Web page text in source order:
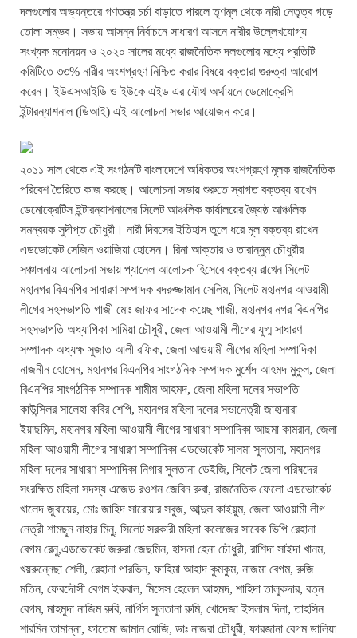
দলগুলোর অভ্যন্তরে গণতন্ত্র চর্চা বাড়াতে পারলে তৃণমূল থেকে নারী নেতৃত্ব গড়ে
তোলা সম্ভব। সভায় আসন্ন নির্বাচনে সাধারণ আসনে নারীর উল্লেখযোগ্য
সংখ্যক মনোনয়ন ও ২০২০ সালের মধ্যে রাজনৈতিক দলগুলোর মধ্যে প্রতিটি
কমিটিতে ৩৩% নারীর অংশগ্রহণ নিশ্চিত করার বিষয়ে বক্তারা গুরুত্বা আরোপ
করেন। ইউএসআইডি ও ইউকে এইড এর যৌথ অর্থায়নে ডেমোক্রেসি
ইন্টারন্যাশনাল (ডিআই) এই আলোচনা সভার আয়োজন করে।
২০১১ সাল থেকে এই সংগঠনটি বাংলাদেশে অধিকতর অংশগ্রহণ মূলক রাজনৈতিক
পরিবেশ তৈরিতে কাজ করছে। আলোচনা সভায় শুরুতে স্বাগত বক্তব্য রাখেন
ডেমোক্রেটিস ইন্টারন্যাশনালের সিলেট আঞ্চলিক কার্যালয়ের জ্যৈষ্ঠ আঞ্চলিক
সমন্বয়ক সুদীপ্ত চৌধুরী। নারী দিবসের ইতিহাস তুলে ধরে মূল বক্তব্য রাখেন
এডভোকেট সেজিন ওয়াজিয়া হোসেন। রিনা আক্তার ও তারান্নুম চৌধুরীর
সঞ্চালনায় আলোচনা সভায় প্যানেল আলোচক হিসেবে বক্তব্য রাখেন সিলেট
মহানগর বিএনপির সাধারণ সম্পাদক বদরুজ্জামান সেলিম, সিলেট মহানগর আওয়ামী
লীগের সহসভাপতি গাজী মোঃ জাফর সাদেক কয়েছ গাজী, মহানগর নগর বিএনপির
সহসভাপতি অধ্যাপিকা সামিয়া চৌধুরী, জেলা আওয়ামী লীগের যুগ্ম সাধারণ
সম্পাদক অধ্যক্ষ সুজাত আলী রফিক, জেলা আওয়ামী লীগের মহিলা সম্পাদিকা
নাজনীন হোসেন, মহানগর বিএনপির সাংগঠনিক সম্পাদক মুর্শেদ আহমদ মুকুল, জেলা
বিএনপির সাংগঠনিক সম্পাদক শামীম আহমদ, জেলা মহিলা দলের সভাপতি
কাউন্সিলর সালেহা কবির শেপি, মহানগর মহিলা দলের সভানেত্রী জাহানারা
ইয়াছমিন, মহানগর মহিলা আওয়ামী লীগের সাধারণ সম্পাদিকা আছমা কামরান, জেলা
মহিলা আওয়ামী লীগের সাধারণ সম্পাদিকা এডভোকেট সালমা সুলতানা, মহানগর
মহিলা দলের সাধারণ সম্পাদিকা নিগার সুলতানা ডেইজি, সিলেট জেলা পরিষদের
সংরক্ষিত মহিলা সদস্য এজেড রওশন জেবিন রুবা, রাজনৈতিক ফেলো এডভোকেট
খালেদ জুবায়ের, মোঃ জাহিদ সারোয়ার সবুজ, আব্দুল কাইয়ুম, জেলা আওয়ামী লীগ
নেত্রী শামছুন নাহার মিনু, সিলেট সরকারী মহিলা কলেজের সাবেক ভিপি রেহানা
বেগম রেনু,এডভোকেট জরুরা জেছমিন, হাসনা হেনা চৌধুরী, রাশিদা সাইদা খানম,
খয়রুন্নেছা শেলী, রেহানা পারভিন, ফাহিমা আহাদ কুমকুম, নাজমা বেগম, রুজি
মতিন, ফেরদৌসী বেগম ইকবাল, মিসেস হেলেন আহমদ, শাহিদা তালুকদার, রত্ন
বেগম, মাহমুদা নাজিম রুবি, নার্গিস সুলতানা রুমি, খোদেজা ইসলাম দিনা, তাহসিন
শারমিন তামান্না, ফাতেমা জামান রোজি, ডাঃ নাজরা চৌধুরী, ফারজানা বেগম ডালিয়া